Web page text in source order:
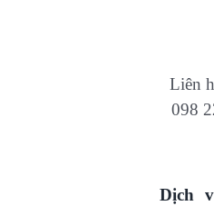
Liên
098
Dịch